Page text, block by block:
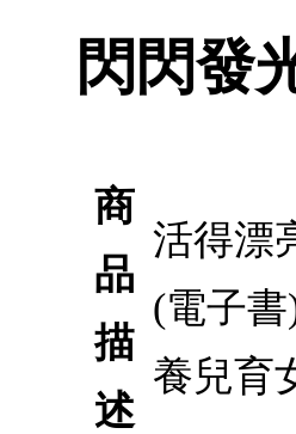
閃閃發
商
品
描
述
活得漂
(電子
養兒育